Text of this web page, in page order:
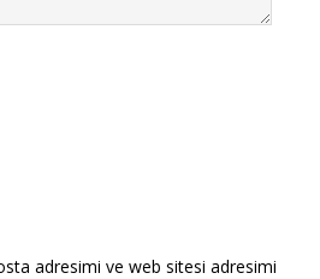
adresimi ve web sitesi adresimi